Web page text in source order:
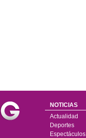
NOTICIAS
Actualidad
Deportes
Espectáculos